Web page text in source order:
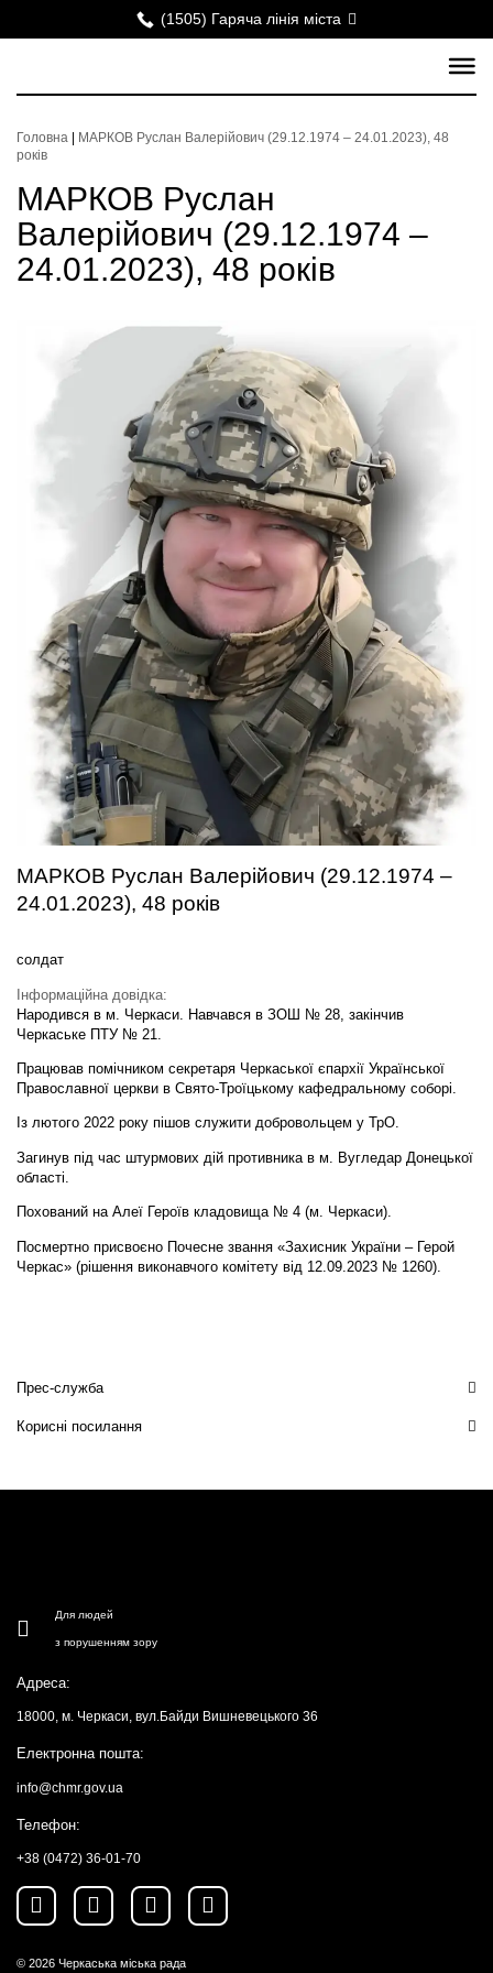
(1505) Гаряча лінія міста
Головна
МАРКОВ Руслан Валерійович (29.12.1974 – 24.01.2023), 48
років
МАРКОВ Руслан
Валерійович (29.12.1974 –
24.01.2023), 48 років
МАРКОВ Руслан Валерійович (29.12.1974 –
24.01.2023), 48 років
солдат
Інформаційна довідка:
Народився в м. Черкаси. Навчався в ЗОШ № 28, закінчив
Черкаське ПТУ № 21.
Працював помічником секретаря Черкаської єпархії Української
Православної церкви в Свято-Троїцькому кафедральному соборі.
Із лютого 2022 року пішов служити добровольцем у ТрО.
Загинув під час штурмових дій противника в м. Вугледар Донецької
області.
Похований на Алеї Героїв кладовища № 4 (м. Черкаси).
Посмертно присвоєно Почесне звання «Захисник України – Герой
Черкас» (рішення виконавчого комітету від 12.09.2023 № 1260).
Прес-служба
Корисні посилання
Для людей
з порушенням зору
Адреса:
18000, м. Черкаси, вул.Байди Вишневецького 36
Електронна пошта:
info@chmr.gov.ua
Телефон:
+38 (0472) 36-01-70
© 2026 Черкаська міська рада